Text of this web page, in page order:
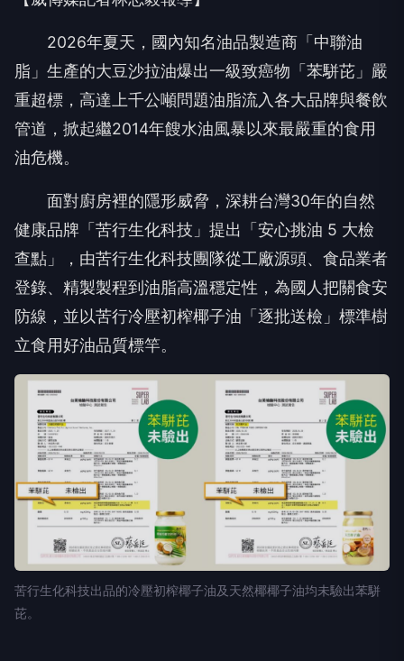
2026年夏天，國內知名油品製造商「中聯油
脂」生產的大豆沙拉油爆出一級致癌物「苯駢芘」嚴
重超標，高達上千公噸問題油脂流入各大品牌與餐飲
管道，掀起繼2014年餿水油風暴以來最嚴重的食用
油危機。
面對廚房裡的隱形威脅，深耕台灣30年的自然
健康品牌「苦行生化科技」提出「安心挑油 5 大檢
查點」，由苦行生化科技團隊從工廠源頭、食品業者
登錄、精製製程到油脂高溫穩定性，為國人把關食安
防線，並以苦行冷壓初榨椰子油「逐批送檢」標準樹
立食用好油品質標竿。
苦行生化科技出品的冷壓初榨椰子油及天然椰椰子油均未驗出苯駢
芘。